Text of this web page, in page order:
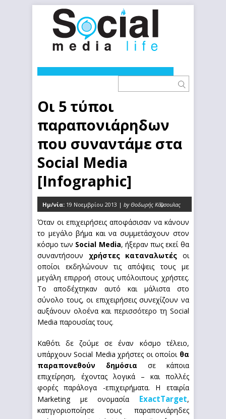
Οι 5 τύποι
παραπονιάρηδων
που συναντάμε στα
Social Media
[Infographic]
Ημ/νία: 19 Νοεμβρίου 2013 | by Θοδωρής Κόνσουλας
0
Όταν οι επιχειρήσεις αποφάσισαν να κάνουν
το μεγάλο βήμα και να συμμετάσχουν στον
κόσμο των Social Media, ήξεραν πως εκεί θα
συναντήσουν χρήστες καταναλωτές οι
οποίοι εκδηλώνουν τις απόψεις τους με
μεγάλη επιρροή στους υπόλοιπους χρήστες.
Το αποδέχτηκαν αυτό και μάλιστα στο
σύνολο τους, οι επιχειρήσεις συνεχίζουν να
αυξάνουν ολοένα και περισσότερο τη Social
Media παρουσίας τους.
Καθότι δε ζούμε σε έναν κόσμο τέλειο,
υπάρχουν Social Media χρήστες οι οποίοι θα
παραπονεθούν δημόσια σε κάποια
επιχείρηση, έχοντας λογικά – και πολλές
φορές παράλογα -επιχειρήματα. Η εταιρία
Marketing με ονομασία ExactTarget,
κατηγοριοποίησε τους παραπονιάρηδες